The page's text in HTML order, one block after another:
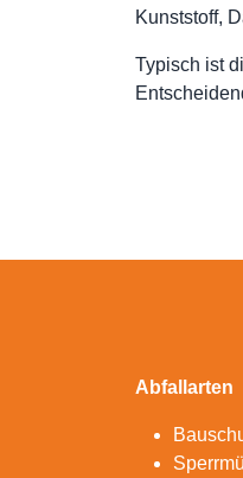
Kunststoff,
Typisch ist
Abfallarten